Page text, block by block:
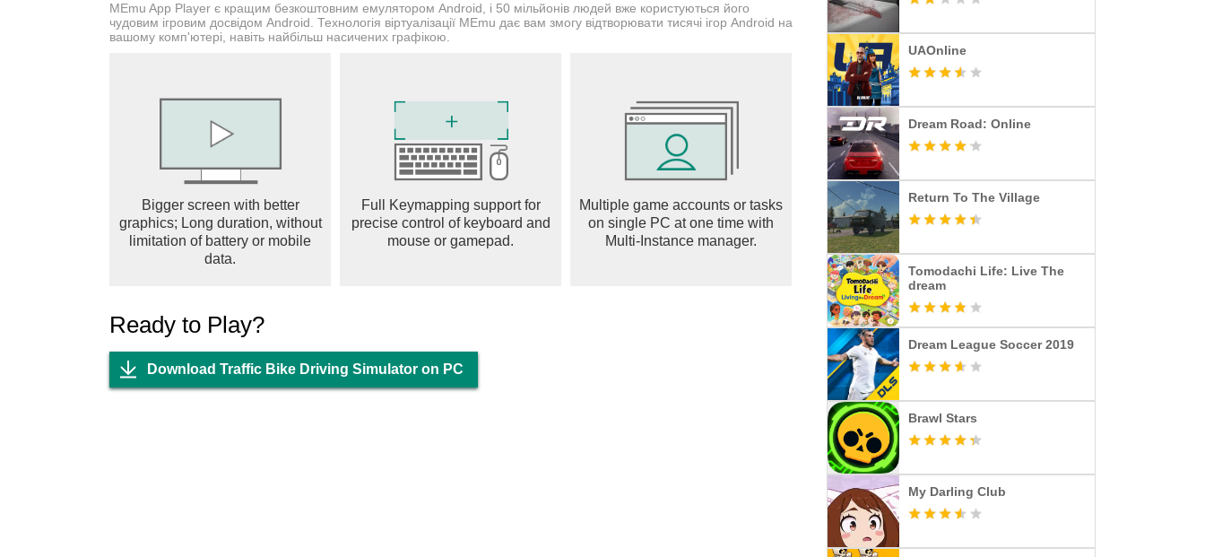
MEmu App Player є кращим безкоштовним емулятором Android, і 50 мільйонів людей вже користуються його
чудовим ігровим досвідом Android. Технологія віртуалізації MEmu дає вам змогу відтворювати тисячі ігор Android на
вашому комп'ютері, навіть найбільш насичених графікою.
Bigger screen with better
graphics; Long duration, without
limitation of battery or mobile
data.
Full Keymapping support for
precise control of keyboard and
mouse or gamepad.
Multiple game accounts or tasks
on single PC at one time with
Multi-Instance manager.
Ready to Play?
Download Traffic Bike Driving Simulator on PC
UAOnline
Dream Road: Online
Return To The Village
Tomodachi Life: Live The
dream
Dream League Soccer 2019
Brawl Stars
My Darling Club